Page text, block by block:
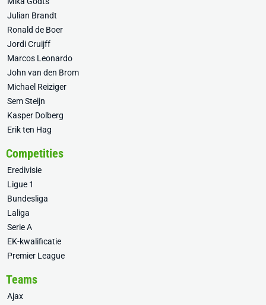
Julian Brandt
Ronald de Boer
Jordi Cruijff
Marcos Leonardo
John van den Brom
Michael Reiziger
Sem Steijn
Kasper Dolberg
Erik ten Hag
Competities
Eredivisie
Ligue 1
Bundesliga
Laliga
Serie A
EK-kwalificatie
Premier League
Teams
Ajax